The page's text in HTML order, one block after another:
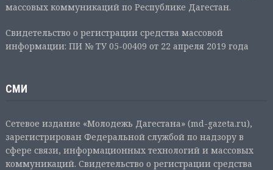
массовых коммуникаций по Республике Дагестан.
Свидетельство о регистрации средства массовой
информации: ПИ № ТУ 05-00409 от 22 апреля 2019 года
СМИ
Сетевое издание «Молодежь Дагестана» (md-gazeta.ru),
зарегистрирован Федеральной службой по надзору в
сфере связи, информационных технологий и массовых
коммуникаций. Свидетельство о регистрации средства